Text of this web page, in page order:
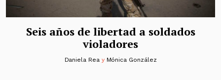
Seis años de libertad a soldados
violadores
Daniela Reay Mónica González